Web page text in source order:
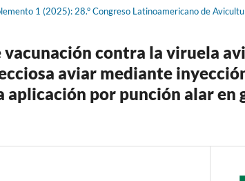
1 (2025): 28.° Congreso Latinoamericano de
vacunación contra la viruela
aviar mediante
por punción alar en